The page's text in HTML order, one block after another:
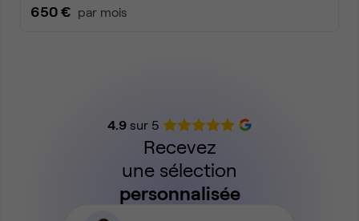
650 € par mois
4.9sur 5
Recevez
une sélection
personnalisée